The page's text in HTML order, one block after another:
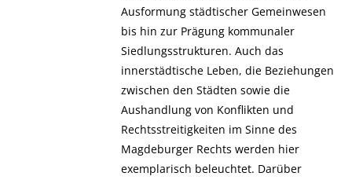
Ausformung städtischer Gemeinwesen
bis hin zur Prägung kommunaler
Siedlungsstrukturen. Auch das
innerstädtische Leben, die Beziehungen
zwischen den Städten sowie die
Aushandlung von Konflikten und
Rechtsstreitigkeiten im Sinne des
Magdeburger Rechts werden hier
exemplarisch beleuchtet. Darüber